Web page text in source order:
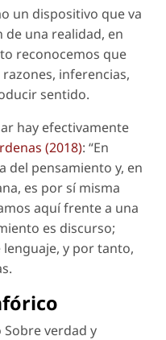
un dispositivo que va
de una realidad, en
reconocemos que
inferencias,
sentido.
hay efectivamente
(2018): “En
del pensamiento y, en
es por sí misma
aquí frente a una
es discurso;
y por tanto,
Sobre verdad y